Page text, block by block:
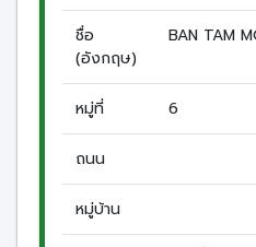
ชื่อ
(อังกฤษ)
BAN TAM
หมู่ที่ 6
ถนน
หมู่บ้าน